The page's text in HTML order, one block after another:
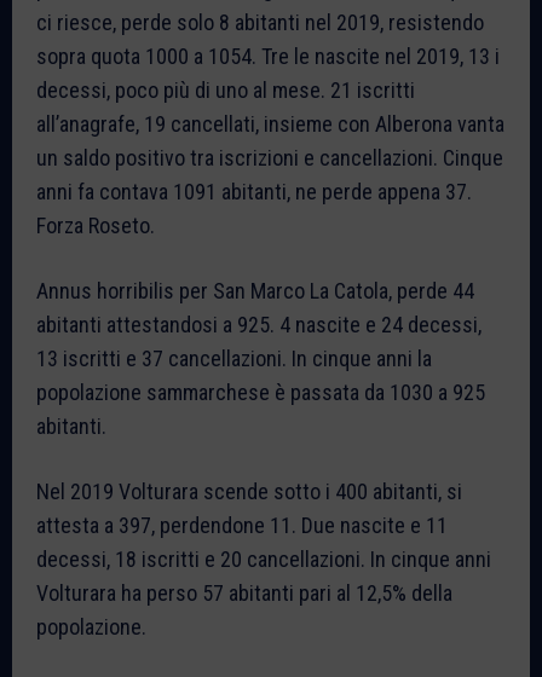
ci riesce, perde solo 8 abitanti nel 2019, resistendo
sopra quota 1000 a 1054. Tre le nascite nel 2019, 13 i
decessi, poco più di uno al mese. 21 iscritti
all’anagrafe, 19 cancellati, insieme con Alberona vanta
un saldo positivo tra iscrizioni e cancellazioni. Cinque
anni fa contava 1091 abitanti, ne perde appena 37.
Forza Roseto.
Annus horribilis per San Marco La Catola, perde 44
abitanti attestandosi a 925. 4 nascite e 24 decessi,
13 iscritti e 37 cancellazioni. In cinque anni la
popolazione sammarchese è passata da 1030 a 925
abitanti.
Nel 2019 Volturara scende sotto i 400 abitanti, si
attesta a 397, perdendone 11. Due nascite e 11
decessi, 18 iscritti e 20 cancellazioni. In cinque anni
Volturara ha perso 57 abitanti pari al 12,5% della
popolazione.